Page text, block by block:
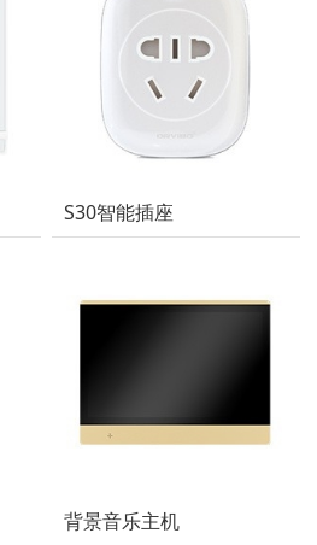
S30智能插座
背景音乐主机